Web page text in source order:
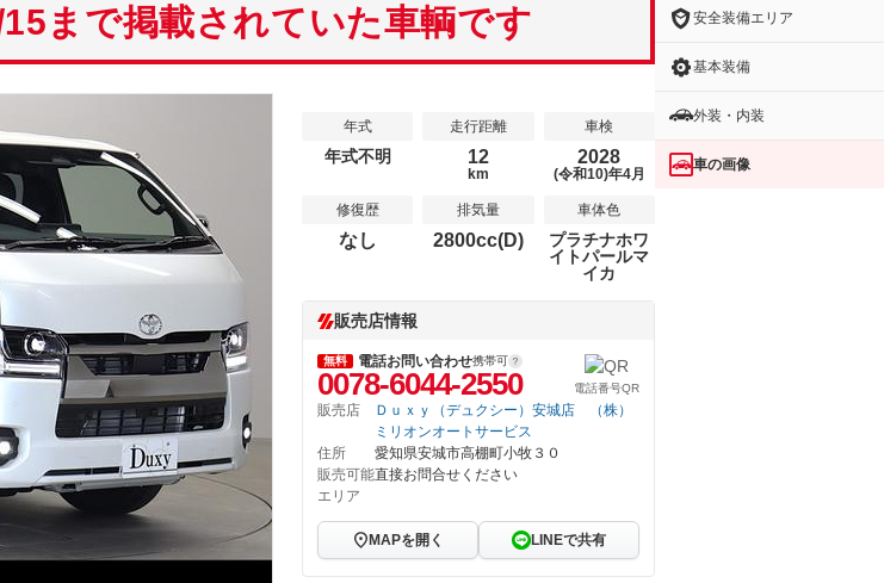
まで掲載されていた車輌です
年式
年式不明
走行距離
12
km
車検
2028
(令和10)年4月
修復歴
なし
排気量
2800cc(D)
車体色
プラチナホワ
イトパールマ
イカ
販売店情報
無料 電話お問い合わせ携帯可
0078-6044-2550 電話番号QR
販売店
Ｄｕｘｙ（デュクシー）安城店 （株）
ミリオンオートサービス
住所
愛知県安城市高棚町小牧３０
販売可能
エリア
直接お問合せください
MAPを開く LINEで共有
安全装備エリア
基本装備
外装・内装
車の画像